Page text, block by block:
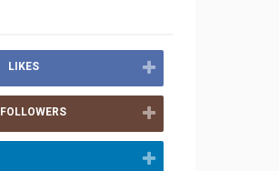
LIKES
FOLLOWERS